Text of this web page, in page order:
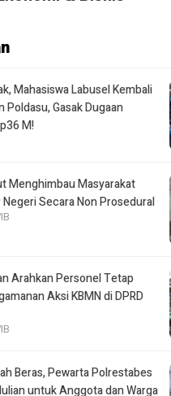
Mahasiswa Labusel Kembali
Poldasu, Gasak Dugaan
M!
Menghimbau Masyarakat
Secara Non Prosedural
Arahkan Personel Tetap
Aksi KBMN di DPRD
Beras, Pewarta Polrestabes
untuk Anggota dan Warga